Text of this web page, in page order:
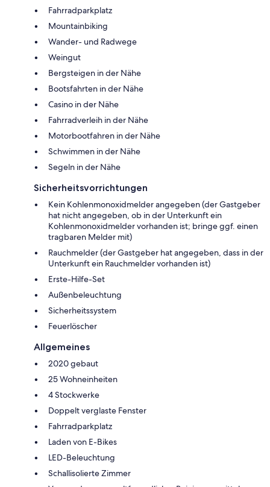
Fahrradparkplatz
Mountainbiking
Wander- und Radwege
Weingut
Bergsteigen in der Nähe
Bootsfahrten in der Nähe
Casino in der Nähe
Fahrradverleih in der Nähe
Motorbootfahren in der Nähe
Schwimmen in der Nähe
Segeln in der Nähe
Sicherheitsvorrichtungen
Kein Kohlenmonoxidmelder angegeben (der Gastgeber
hat nicht angegeben, ob in der Unterkunft ein
Kohlenmonoxidmelder vorhanden ist; bringe ggf. einen
tragbaren Melder mit)
Rauchmelder (der Gastgeber hat angegeben, dass in der
Unterkunft ein Rauchmelder vorhanden ist)
Erste-Hilfe-Set
Außenbeleuchtung
Sicherheitssystem
Feuerlöscher
Allgemeines
2020 gebaut
25 Wohneinheiten
4 Stockwerke
Doppelt verglaste Fenster
Fahrradparkplatz
Laden von E-Bikes
LED-Beleuchtung
Schallisolierte Zimmer